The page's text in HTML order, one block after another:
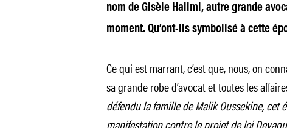
nom de Gisèle Halimi, autre grande
moment. Qu’ont-ils symbolisé à cette
Ce qui est marrant, c’est que, nous, on
sa grande robe d’avocat et toutes les
défendu la famille de Malik Oussekine, cet
manifestation contre le projet de loi